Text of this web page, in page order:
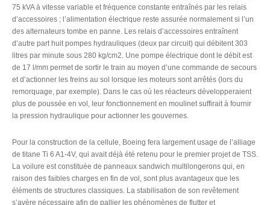
75 kVA à vitesse variable et fréquence constante entraînés par les relais
d’accessoires ; l’alimentation électrique reste assurée normalement si l’un
des alternateurs tombe en panne. Les relais d’accessoires entraînent
d’autre part huit pompes hydrauliques (deux par circuit) qui débitent 303
litres par minute sous 280 kg/cm2. Une pompe électrique dont le débit est
de 17 l/mm permet de sortir le train au moyen d’une commande de secours
et d’actionner les freins au sol lorsque les moteurs sont arrêtés (lors du
remorquage, par exemple). Dans le cas où les réacteurs développeraient
plus de poussée en vol, leur fonctionnement en moulinet suffirait à fournir
la pression hydraulique pour actionner les gouvernes.
Pour la construction de la cellule, Boeing fera largement usage de l’alliage
de titane Ti 6 A1-4V, qui avait déjà été retenu pour le premier projet de TSS.
La voilure est constituée de panneaux sandwich multilongerons qui, en
raison des faibles charges en fin de vol, sont plus avantageux que les
éléments de structures classiques. La stabilisation de son revêtement
s’avère nécessaire afin de pallier les phénomènes de flutter et